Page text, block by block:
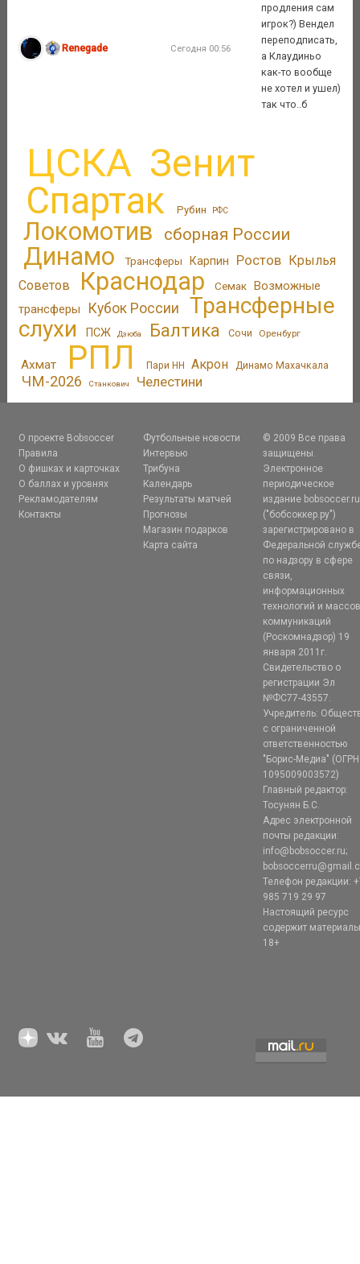
Renegade Сегодня 00:56
продления сам
игрок?) Вендел
переподписать,
а Клаудиньо
как-то вообще
не хотел и ушел)
так что..б
ЦСКА Зенит
Спартак Рубин РФС
Локомотив сборная России
Динамо Трансферы Карпин Ростов Крылья
Советов
Краснодар Семак Возможные
трансферы
Кубок России
Трансферные
слухи
ПСЖ Дзюба Балтика Сочи Оренбург
Ахмат РПЛ Пари НН Акрон Динамо Махачкала
ЧМ-2026 Станкович Челестини
О проекте Bobsoccer
Правила
О фишках и карточках
О баллах и уровнях
Рекламодателям
Контакты
Футбольные новости
Интервью
Трибуна
Календарь
Результаты матчей
Прогнозы
Магазин подарков
Карта сайта
© 2009 Все права
защищены.
Электронное
периодическое
издание bobsoccer.ru
("бобсоккер.ру")
зарегистрировано в
Федеральной
по надзору в сфере
связи,
информационных
технологий и
коммуникаций
(Роскомнадзор) 19
января 2011г.
Свидетельство о
регистрации Эл
№ФС77-43557.
Учредитель:
с ограниченной
ответственностью
"Борис-Медиа" (ОГРН
1095009003572)
Главный редактор:
Тосунян Б.С.
Адрес электронной
почты редакции:
info@bobsoccer.ru;
Телефон редакции:
985 719 29 97
Настоящий ресурс
содержит
18+